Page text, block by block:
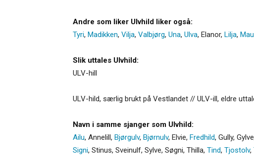
Andre som liker Ulvhild liker også:
Tyri, Madikken, Vilja, Valbjørg, Una, Ulva, Elanor, Lilja,
Slik uttales Ulvhild:
ULV-hill
ULV-hild, særlig brukt på Vestlandet // ULV-ill, eldre
Navn i samme sjanger som Ulvhild:
Ailu, Annelill, Bjørgulv, Bjørnulv, Elvie, Fredhild, Gully, Gylve
Signi, Stinus, Sveinulf, Sylve, Søgni, Thilla, Tind, Tjostolv,